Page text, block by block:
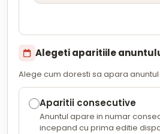
Alegeti aparitiile
Alege cum doresti sa apara anuntul
Aparitii consecutive
Anuntul apare in numar
incepand cu prima editie